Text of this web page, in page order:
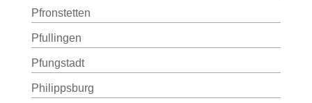
Pfronstetten
Pfullingen
Pfungstadt
Philippsburg